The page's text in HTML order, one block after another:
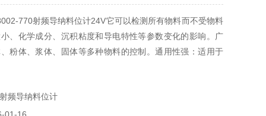
770射频导纳料位计24V它可以检测所有物料而不受物料
、化学成分、沉积粘度和导电特性等参数变化的影响。广
粉体、浆体、固体等多种物料的控制。通用性强：适用于
频导纳料位计